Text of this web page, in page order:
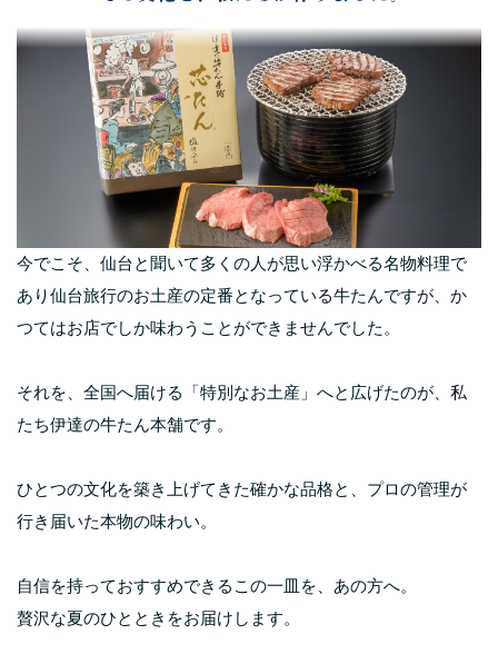
今でこそ、仙台と聞いて多くの人が思い浮かべる名物料理で
あり仙台旅行のお土産の定番となっている牛たんですが、か
つてはお店でしか味わうことができませんでした。
それを、全国へ届ける「特別なお土産」へと広げたのが、私
たち伊達の牛たん本舗です。
ひとつの文化を築き上げてきた確かな品格と、プロの管理が
行き届いた本物の味わい。
自信を持っておすすめできるこの一皿を、あの方へ。
贅沢な夏のひとときをお届けします。